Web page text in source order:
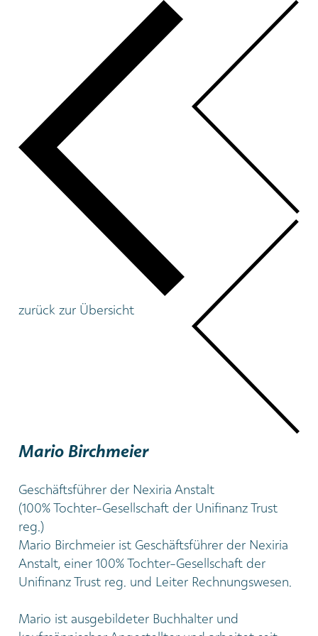
zurück zur Übersicht
Mario Birchmeier
Geschäftsführer der Nexiria Anstalt
(100% Tochter-Gesellschaft der Unifinanz Trust
reg.)
Mario Birchmeier ist Geschäftsführer der Nexiria
Anstalt, einer 100% Tochter-Gesellschaft der
Unifinanz Trust reg. und Leiter Rechnungswesen.
Mario ist ausgebildeter Buchhalter und